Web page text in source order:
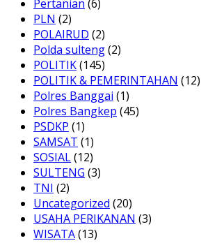
Pertanian (6)
PLN (2)
POLAIRUD (2)
Polda sulteng(2)
POLITIK(145)
POLITIK & PEMERINTAHAN (12)
Polres Banggai (1)
Polres Bangkep (45)
PSDKP (1)
SAMSAT (1)
SOSIAL(12)
SULTENG (3)
TNI (2)
Uncategorized (20)
USAHA PERIKANAN (3)
WISATA(13)